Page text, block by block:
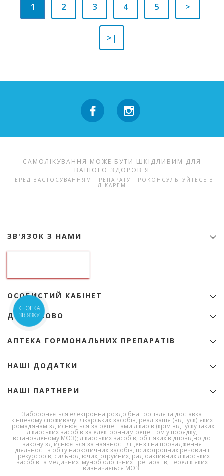
1 2 3 4 5 >
>|
САМОЛІКУВАННЯ МОЖЕ БУТИ ШКІДЛИВИМ ДЛЯ
ВАШОГО ЗДОРОВ'Я
ПЕРЕД ЗАСТОСУВАННЯМ ПРЕПАРАТУ ПРОКОНСУЛЬТУЙТЕСЬ З
ЛІКАРЕМ
ЗВ'ЯЗОК З НАМИ
Контактна інформація
б-р Лесі Українки, 9
+38 (068) 345-01-31
zakaz@e-apteka.com.ua
Мережа аптек на мапі
ОСОБИСТИЙ КАБІНЕТ
Особистий Кабінет
Закладки
ДОДАТКОВО
Товари зі знижкою
Акції
Ліки за алфавітом
Корисна інформація
АПТЕКА ГОРМОНАЛЬНИХ ПРЕПАРАТІВ
Сертифікати
Полiтика конфiденцiйностi
Умови використання сайту
Про Компанію
Політика повернення
Політика якості
Робота в компанії
НАШІ ДОДАТКИ
НАШІ ПАРТНЕРИ
України з
лікарських
засобів та
контролю за
наркотиками
Забороняється електронна роздрібна торгівля та доставка
кінцевому споживачу: лікарських засобів, реалізація (відпуск) яких
громадянам здійснюється за рецептами лікарів (крім відпуску таких
лікарських засобів за електронним рецептом у порядку,
встановленому МОЗ); лікарських засобів, обіг яких відповідно до
закону здійснюється за наявності ліцензії на провадження
діяльності з обігу наркотичних засобів, психотропних речовин і
прекурсорів; сильнодіючих, отруйних, радіоактивних лікарських
засобів та медичних імунобіологічних препаратів, перелік яких
визначається МОЗ.
КНОПКА
ЗВ'ЯЗКУ